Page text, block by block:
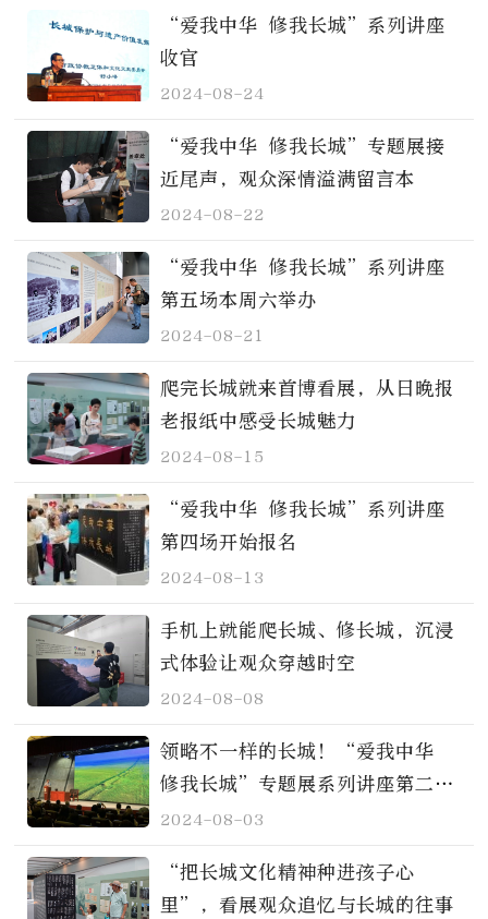
“爱我中华 修我长城”系列讲座
收官
2024-08-24
“爱我中华 修我长城”专题展接
近尾声，观众深情溢满留言本
2024-08-22
“爱我中华 修我长城”系列讲座
第五场本周六举办
2024-08-21
爬完长城就来首博看展，从日晚报
老报纸中感受长城魅力
2024-08-15
“爱我中华 修我长城”系列讲座
第四场开始报名
2024-08-13
手机上就能爬长城、修长城，沉浸
式体验让观众穿越时空
2024-08-08
领略不一样的长城！“爱我中华
修我长城”专题展系列讲座第二场
开讲
2024-08-03
“把长城文化精神种进孩子心
里”，看展观众追忆与长城的往事